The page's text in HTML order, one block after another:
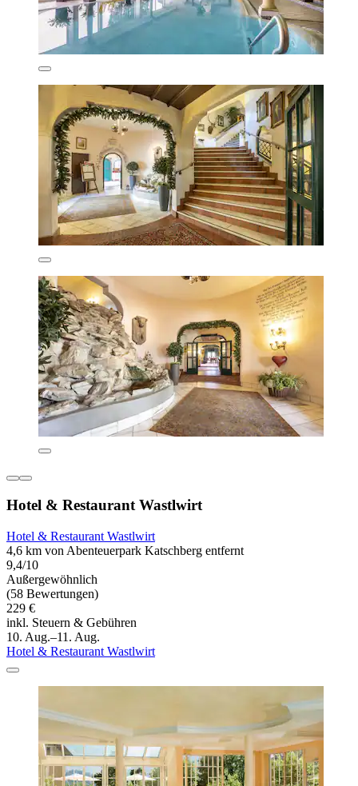
Hotel & Restaurant Wastlwirt
Hotel & Restaurant Wastlwirt
4,6 km von Abenteuerpark Katschberg entfernt
9,4/10
Außergewöhnlich
(58 Bewertungen)
229 €
inkl. Steuern & Gebühren
10. Aug.–11. Aug.
Hotel & Restaurant Wastlwirt